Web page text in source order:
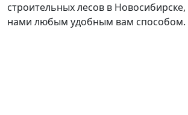
строительных лесов в Новосибирске,
нами любым удобным вам способом.